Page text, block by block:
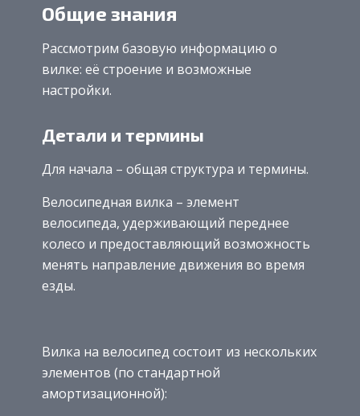
Общие знания
Рассмотрим базовую информацию о
вилке: её строение и возможные
настройки.
Детали и термины
Для начала – общая структура и термины.
Велосипедная вилка – элемент
велосипеда, удерживающий переднее
колесо и предоставляющий возможность
менять направление движения во время
езды.
Вилка на велосипед состоит из нескольких
элементов (по стандартной
амортизационной):